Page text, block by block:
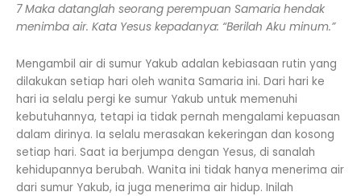
7 Maka datanglah seorang perempuan Samaria hendak
menimba air. Kata Yesus kepadanya: “Berilah Aku minum.”
Mengambil air di sumur Yakub adalan kebiasaan rutin yang
dilakukan setiap hari oleh wanita Samaria ini. Dari hari ke
hari ia selalu pergi ke sumur Yakub untuk memenuhi
kebutuhannya, tetapi ia tidak pernah mengalami kepuasan
dalam dirinya. Ia selalu merasakan kekeringan dan kosong
setiap hari. Saat ia berjumpa dengan Yesus, di sanalah
kehidupannya berubah. Wanita ini tidak hanya menerima air
dari sumur Yakub, ia juga menerima air hidup. Inilah